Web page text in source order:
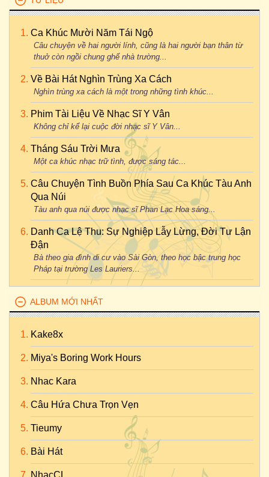
Ca Khúc Mười Năm Tái Ngộ
Câu chuyện về hai người lính, cũng là hai người bạn thân từ
thuở còn ngồi chung ghế nhà trường...
Về Bài Hát Nghìn Trùng Xa Cách
Nghìn trùng xa cách là một trong những tình khúc...
Phim Tài Liệu Về Nhạc Sĩ Y Vân
Không chỉ kể lại cuộc đời nhạc sĩ Y Vân...
Tháng Sáu Trời Mưa
Một ca khúc nhạc trữ tình, được sáng tác...
Câu Chuyện Tình Buồn Phía Sau Ca Khúc Tàu Anh
Qua Núi
Tàu anh qua núi được nhạc sĩ Phan Lạc Hoa sáng...
Danh Ca Lệ Thu: Sự Nghiệp Lẫy Lừng, Đời Tư Lận
Đận
Bà theo gia đình di cư vào Sài Gòn, theo học bậc trung học
Pháp tại trường Les Lauriers...
ALBUM MỚI NHẤT
Kake8x
Miya's Boring Work Hours
Nhac Kara
Câu Hứa Chưa Trọn Vẹn
Tieumy
Bài Hát
NhạcCL